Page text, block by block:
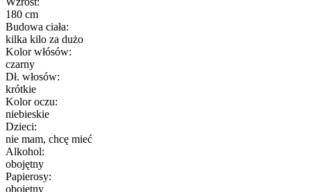
180 cm
Budowa ciała:
kilka kilo za dużo
Kolor włósów:
czarny
Dł. włosów:
krótkie
Kolor oczu:
niebieskie
Dzieci:
nie mam, chcę mieć
Alkohol:
obojętny
Papierosy:
obojętny